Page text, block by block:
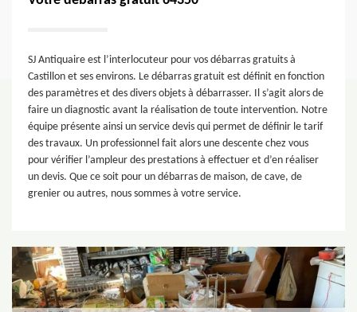
SJ Antiquaire est l’interlocuteur pour vos débarras gratuits à
Castillon et ses environs. Le débarras gratuit est définit en fonction
des paramètres et des divers objets à débarrasser. Il s’agit alors de
faire un diagnostic avant la réalisation de toute intervention. Notre
équipe présente ainsi un service devis qui permet de définir le tarif
des travaux. Un professionnel fait alors une descente chez vous
pour vérifier l’ampleur des prestations à effectuer et d’en réaliser
un devis. Que ce soit pour un débarras de maison, de cave, de
grenier ou autres, nous sommes à votre service.